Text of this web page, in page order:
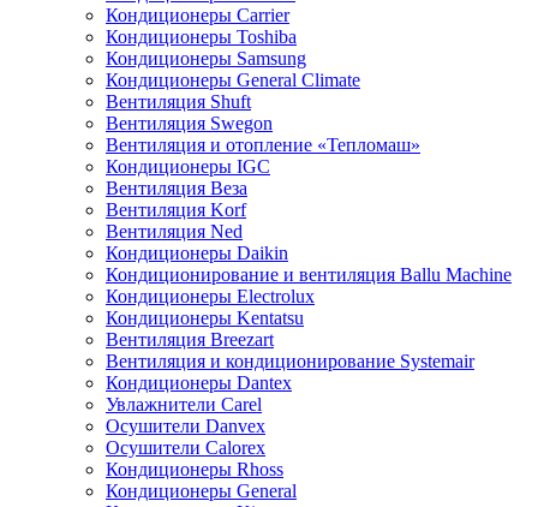
Кондиционеры Carrier
Кондиционеры Toshiba
Кондиционеры Samsung
Кондиционеры General Climate
Вентиляция Shuft
Вентиляция Swegon
Вентиляция и отопление «Тепломаш»
Кондиционеры IGC
Вентиляция Веза
Вентиляция Korf
Вентиляция Ned
Кондиционеры Daikin
Кондиционирование и вентиляция Ballu Machine
Кондиционеры Electrolux
Кондиционеры Kentatsu
Вентиляция Breezart
Вентиляция и кондиционирование Systemair
Кондиционеры Dantex
Увлажнители Carel
Осушители Danvex
Осушители Calorex
Кондиционеры Rhoss
Кондиционеры General